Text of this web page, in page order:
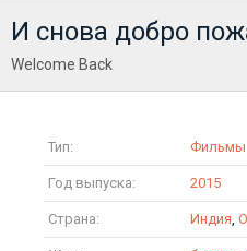
И снова добро
Welcome Back
Тип: Фильмы
Год выпуска: 2015
Страна: Индия,